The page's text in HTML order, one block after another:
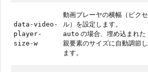
data-video-
player-
size-w
動画プレーヤの横幅（ピクセ
ル）を設定します。
auto の場合、埋め込まれた
親要素のサイズに自動調節し
ます。